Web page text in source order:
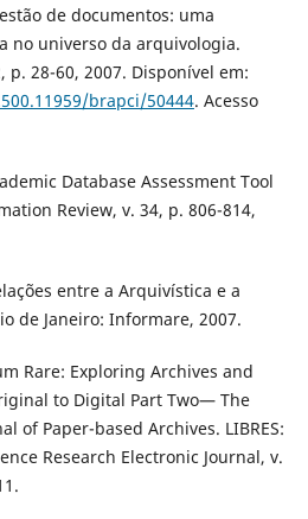
de documentos: uma
no universo da arquivologia.
28-60, 2007. Disponível em:
brapci/50444. Acesso
Database Assessment Tool
Review, v. 34, p. 806-814,
entre a Arquivística e a
de Janeiro: Informare, 2007.
Rare: Exploring Archives and
to Digital Part Two— The
of Paper-based Archives. LIBRES:
Research Electronic Journal, v.